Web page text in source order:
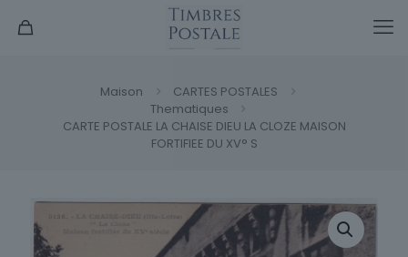
Maison
CARTES POSTALES
Thematiques
CARTE POSTALE LA CHAISE DIEU LA CLOZE MAISON
FORTIFIEE DU XV° S